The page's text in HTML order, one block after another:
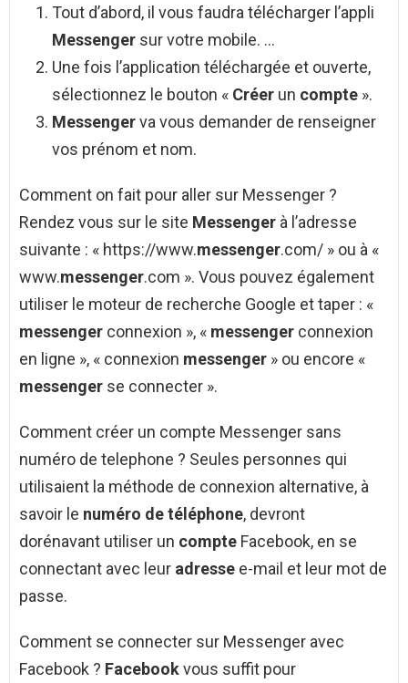
Tout d’abord, il vous faudra télécharger l’appli
Messenger sur votre mobile. …
Une fois l’application téléchargée et ouverte,
sélectionnez le bouton « Créer un compte ».
Messengerva vous demander de renseigner
vos prénom et nom.
Comment on fait pour aller sur Messenger ?
Rendez vous sur le site Messenger à l’adresse
suivante : « https://www.messenger.com/ » ou à «
www.messenger.com ». Vous pouvez également
utiliser le moteur de recherche Google et taper : «
messenger connexion », « messenger connexion
en ligne », « connexion messenger » ou encore «
messenger se connecter ».
Comment créer un compte Messenger sans
numéro de telephone ? Seules personnes qui
utilisaient la méthode de connexion alternative, à
savoir le numéro de téléphone, devront
dorénavant utiliser un compte Facebook, en se
connectant avec leur adresse e-mail et leur mot de
passe.
Comment se connecter sur Messenger avec
Facebook ? Facebookvous suffit pour